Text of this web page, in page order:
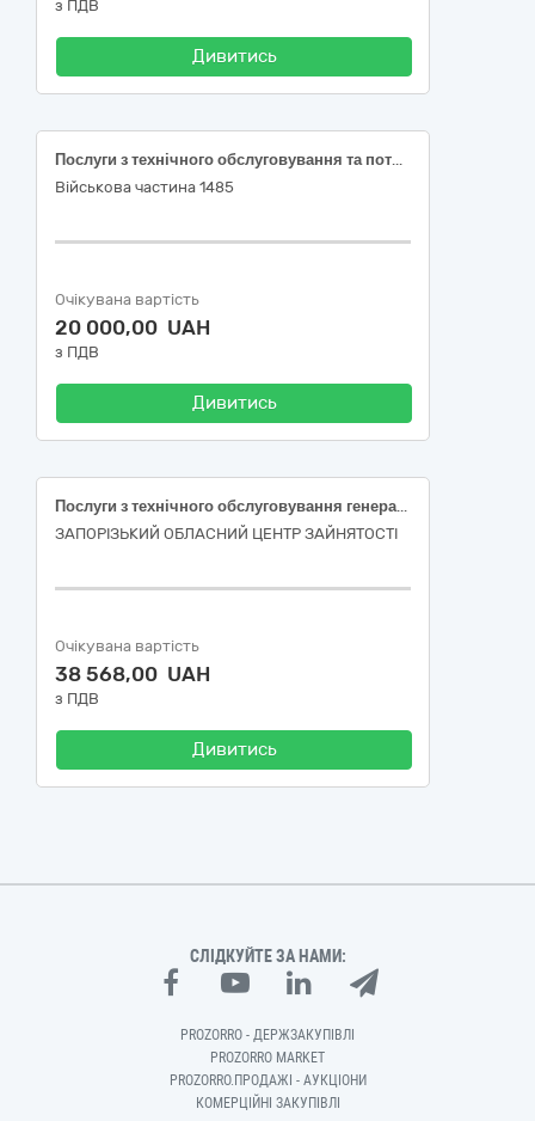
з ПДВ
Дивитись
Послуги з технічного обслуговування та поточного ремонту технологічного обладнання (печей електричних ПЕ-4Ш та печі електричної ПЕ-6Ш)
Військова частина 1485
Очікувана вартість
20 000,00 UAH
з ПДВ
Дивитись
Послуги з технічного обслуговування генераторів Запорізького обласного центру зайнятості та його філії
ЗАПОРІЗЬКИЙ ОБЛАСНИЙ ЦЕНТР ЗАЙНЯТОСТІ
Очікувана вартість
38 568,00 UAH
з ПДВ
Дивитись
СЛІДКУЙТЕ ЗА НАМИ:
PROZORRO - ДЕРЖЗАКУПІВЛІ
PROZORRO MARKET
PROZORRO.ПРОДАЖІ - АУКЦІОНИ
КОМЕРЦІЙНІ ЗАКУПІВЛІ